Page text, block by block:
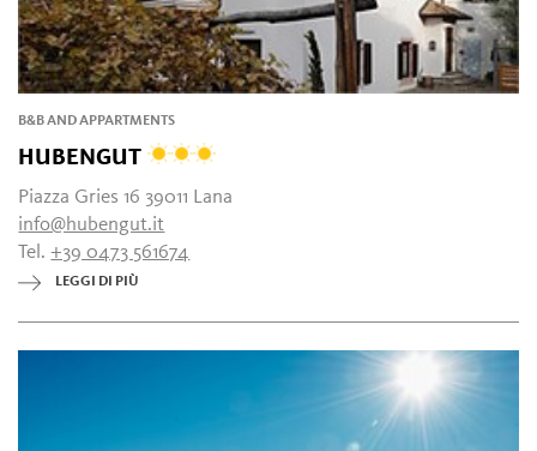
B&B AND APPARTMENTS
HUBENGUT
Piazza Gries 16 39011 Lana
info@hubengut.it
Tel.+39 0473 561674
LEGGI DI PIÙ